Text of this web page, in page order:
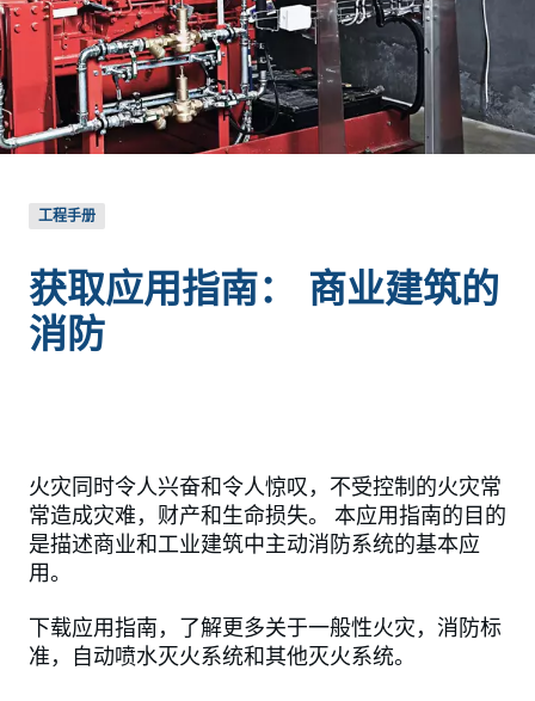
工程手册
获取应用指南： 商业建筑的
消防
火灾同时令人兴奋和令人惊叹，不受控制的火灾常
常造成灾难，财产和生命损失。 本应用指南的目的
是描述商业和工业建筑中主动消防系统的基本应
用。
下载应用指南，了解更多关于一般性火灾，消防标
准，自动喷水灭火系统和其他灭火系统。